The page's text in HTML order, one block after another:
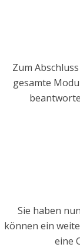
Zum
gesamte
Sie haben
können ein
eine